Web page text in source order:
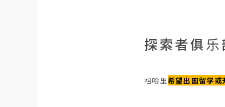
探索者俱乐
祖哈里希望出国留学